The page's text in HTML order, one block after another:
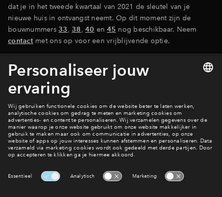
dat je in het tweede kwartaal van 2021 de sleutel van je
nieuwe huis in ontvangst neemt. Op dit moment zijn de
bouwnummers 33, 38, 40 en 45 nog beschikbaar. Neem
contactmet ons op voor een vrijblijvende optie.
Bekijk het woningaanbod
De laatste ontwikkelingen
Nieuws